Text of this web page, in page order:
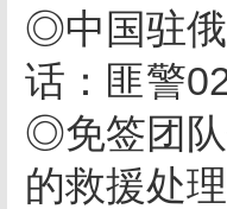
◎中国驻
话：匪警
◎免签团队
的救援处